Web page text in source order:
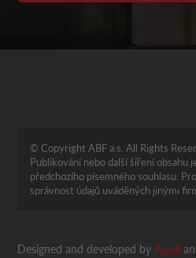
© Copyright ABF a.s. All Rights
Publikování nebo další šíření obsahu
předchozího písemného souhlasu.
správnost údajů uváděných jinými
Designed and developed byAppli